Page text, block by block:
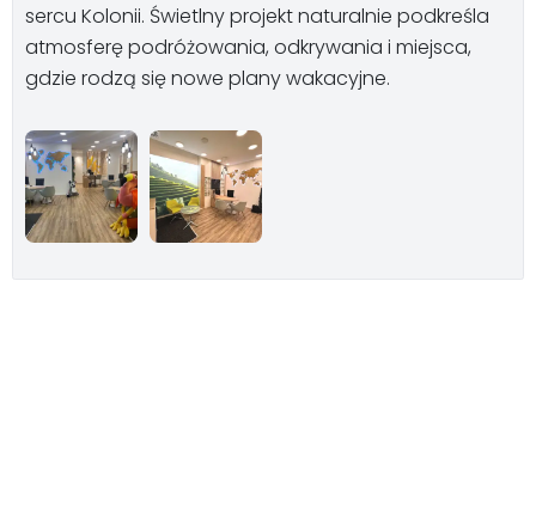
sercu Kolonii. Świetlny projekt naturalnie podkreśla
atmosferę podróżowania, odkrywania i miejsca,
gdzie rodzą się nowe plany wakacyjne.